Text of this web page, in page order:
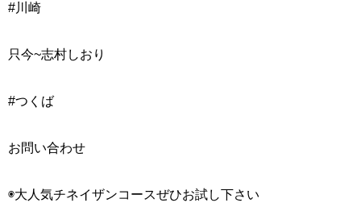
#川崎
只今~志村しおり
#つくば
お問い合わせ
◉大人気チネイザンコースぜひお試し下さい